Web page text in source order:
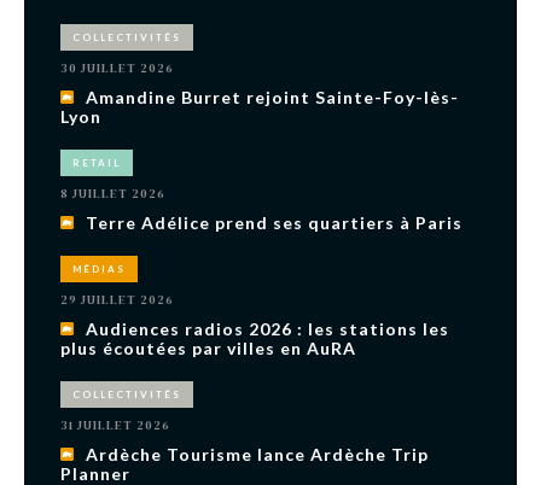
COLLECTIVITÉS
30 JUILLET 2026
Amandine Burret rejoint Sainte-Foy-lès-
Lyon
RETAIL
8 JUILLET 2026
Terre Adélice prend ses quartiers à Paris
MÉDIAS
29 JUILLET 2026
Audiences radios 2026 : les stations les
plus écoutées par villes en AuRA
COLLECTIVITÉS
31 JUILLET 2026
Ardèche Tourisme lance Ardèche Trip
Planner